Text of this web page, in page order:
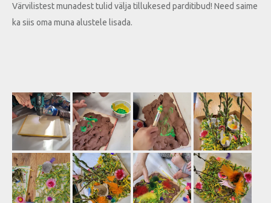
Värvilistest munadest tulid välja tillukesed parditibud! Need saime
ka siis oma muna alustele lisada.